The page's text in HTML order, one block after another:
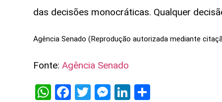
das decisões monocráticas. Qualquer
Agência Senado (Reprodução autorizada mediante
Fonte: Agência Senado
WhatsApp
Facebook
Twitter
Messenger
LinkedIn